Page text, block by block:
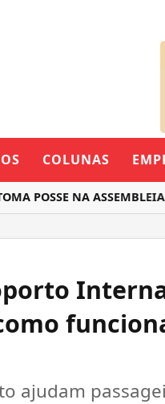
COLUNAS
NA ASSEMBLEIA
ajudam